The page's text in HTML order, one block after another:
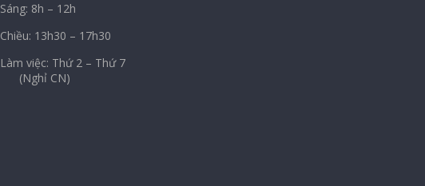
Sáng: 8h – 12h
Chiều: 13h30 – 17h30
Làm việc: Thứ 2 – Thứ 7
(Nghỉ CN)